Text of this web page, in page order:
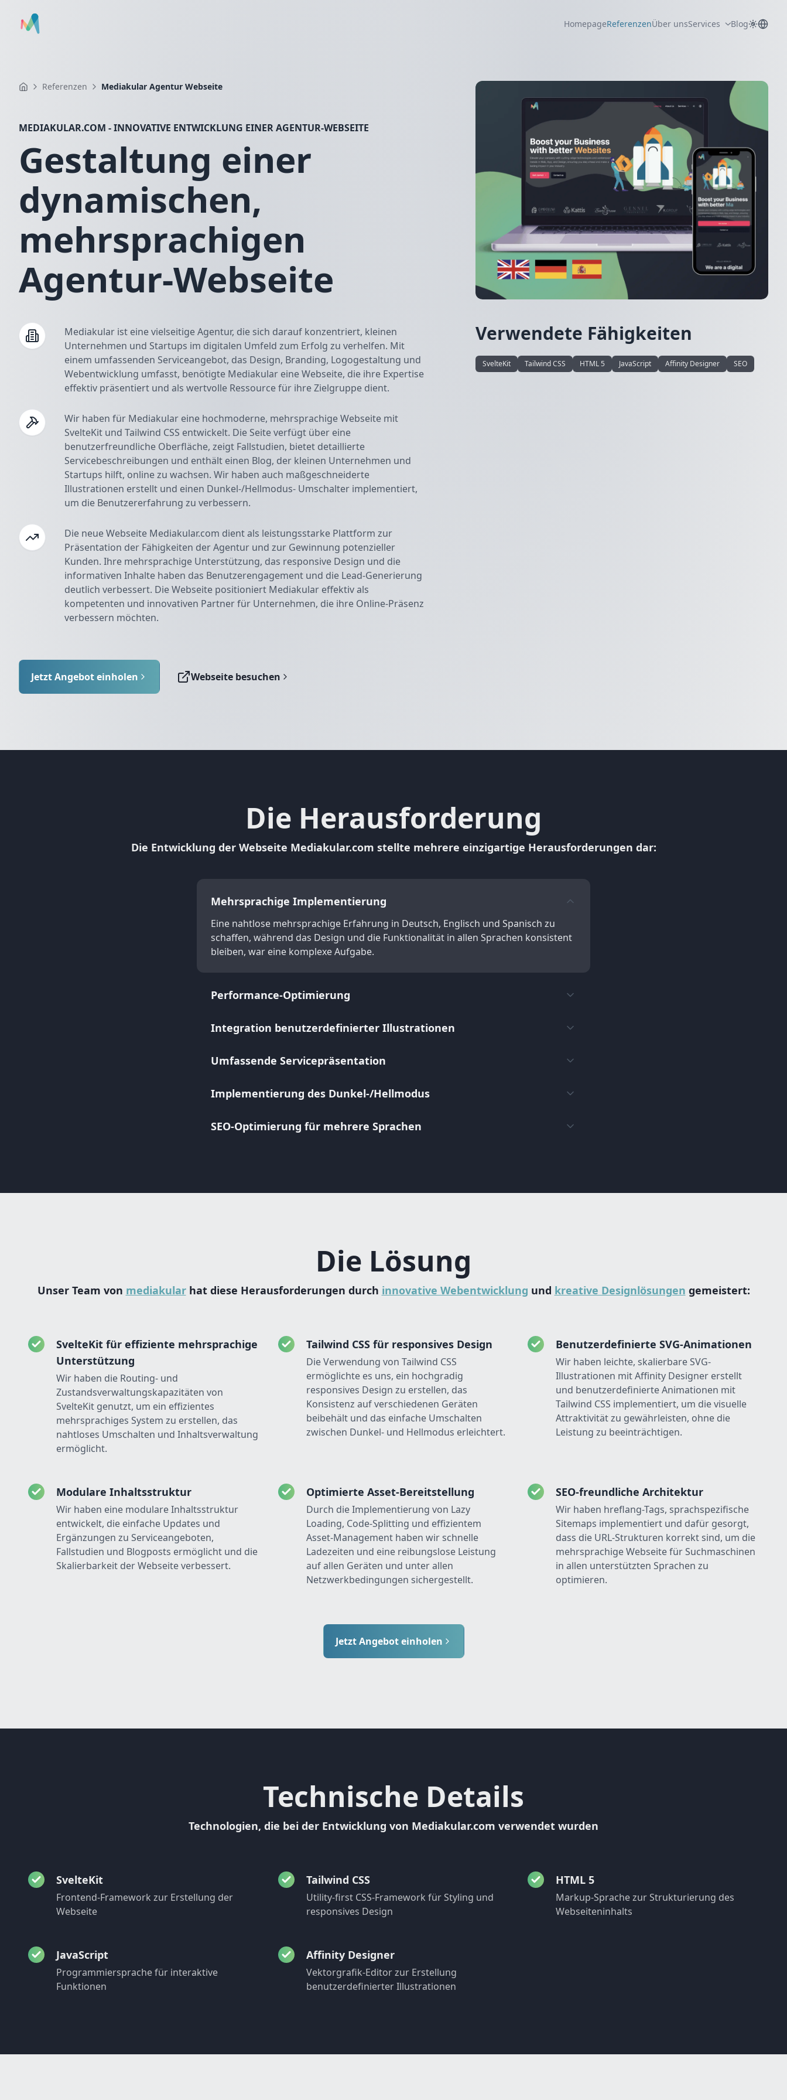
HomepageReferenzenÜber unsServices Blog
Referenzen Mediakular Agentur Webseite
MEDIAKULAR.COM - INNOVATIVE ENTWICKLUNG EINER AGENTUR-WEBSEITE
Gestaltung einer
dynamischen,
mehrsprachigen
Agentur-Webseite
Mediakular ist eine vielseitige Agentur, die sich darauf konzentriert, kleinen
Unternehmen und Startups im digitalen Umfeld zum Erfolg zu verhelfen. Mit
einem umfassenden Serviceangebot, das Design, Branding, Logogestaltung und
Webentwicklung umfasst, benötigte Mediakular eine Webseite, die ihre Expertise
effektiv präsentiert und als wertvolle Ressource für ihre Zielgruppe dient.
Wir haben für Mediakular eine hochmoderne, mehrsprachige Webseite mit
SvelteKit und Tailwind CSS entwickelt. Die Seite verfügt über eine
benutzerfreundliche Oberfläche, zeigt Fallstudien, bietet detaillierte
Servicebeschreibungen und enthält einen Blog, der kleinen Unternehmen und
Startups hilft, online zu wachsen. Wir haben auch maßgeschneiderte
Illustrationen erstellt und einen Dunkel-/Hellmodus- Umschalter implementiert,
um die Benutzererfahrung zu verbessern.
Die neue Webseite Mediakular.com dient als leistungsstarke Plattform zur
Präsentation der Fähigkeiten der Agentur und zur Gewinnung potenzieller
Kunden. Ihre mehrsprachige Unterstützung, das responsive Design und die
informativen Inhalte haben das Benutzerengagement und die Lead-Generierung
deutlich verbessert. Die Webseite positioniert Mediakular effektiv als
kompetenten und innovativen Partner für Unternehmen, die ihre Online-Präsenz
verbessern möchten.
Jetzt Angebot einholen Webseite besuchen
Verwendete Fähigkeiten
SvelteKit Tailwind CSS HTML 5 JavaScript Affinity Designer SEO
Die Herausforderung
Die Entwicklung der Webseite Mediakular.com stellte mehrere einzigartige Herausforderungen dar:
Mehrsprachige Implementierung
Eine nahtlose mehrsprachige Erfahrung in Deutsch, Englisch und Spanisch zu
schaffen, während das Design und die Funktionalität in allen Sprachen konsistent
bleiben, war eine komplexe Aufgabe.
Performance-Optimierung
Integration benutzerdefinierter Illustrationen
Umfassende Servicepräsentation
Implementierung des Dunkel-/Hellmodus
SEO-Optimierung für mehrere Sprachen
Die Lösung
Unser Team von mediakularhat diese Herausforderungen durch innovative Webentwicklung und kreative Designlösungen gemeistert:
SvelteKit für effiziente mehrsprachige
Unterstützung
Wir haben die Routing- und
Zustandsverwaltungskapazitäten von
SvelteKit genutzt, um ein effizientes
mehrsprachiges System zu erstellen, das
nahtloses Umschalten und Inhaltsverwaltung
ermöglicht.
Tailwind CSS für responsives Design
Die Verwendung von Tailwind CSS
ermöglichte es uns, ein hochgradig
responsives Design zu erstellen, das
Konsistenz auf verschiedenen Geräten
beibehält und das einfache Umschalten
zwischen Dunkel- und Hellmodus erleichtert.
Benutzerdefinierte SVG-Animationen
Wir haben leichte, skalierbare SVG-
Illustrationen mit Affinity Designer erstellt
und benutzerdefinierte Animationen mit
Tailwind CSS implementiert, um die visuelle
Attraktivität zu gewährleisten, ohne die
Leistung zu beeinträchtigen.
Modulare Inhaltsstruktur
Wir haben eine modulare Inhaltsstruktur
entwickelt, die einfache Updates und
Ergänzungen zu Serviceangeboten,
Fallstudien und Blogposts ermöglicht und die
Skalierbarkeit der Webseite verbessert.
Optimierte Asset-Bereitstellung
Durch die Implementierung von Lazy
Loading, Code-Splitting und effizientem
Asset-Management haben wir schnelle
Ladezeiten und eine reibungslose Leistung
auf allen Geräten und unter allen
Netzwerkbedingungen sichergestellt.
SEO-freundliche Architektur
Wir haben hreflang-Tags, sprachspezifische
Sitemaps implementiert und dafür gesorgt,
dass die URL-Strukturen korrekt sind, um die
mehrsprachige Webseite für Suchmaschinen
in allen unterstützten Sprachen zu
optimieren.
Jetzt Angebot einholen
Technische Details
Technologien, die bei der Entwicklung von Mediakular.com verwendet wurden
SvelteKit
Frontend-Framework zur Erstellung der
Webseite
Tailwind CSS
Utility-first CSS-Framework für Styling und
responsives Design
HTML 5
Markup-Sprache zur Strukturierung des
Webseiteninhalts
JavaScript
Programmiersprache für interaktive
Funktionen
Affinity Designer
Vektorgrafik-Editor zur Erstellung
benutzerdefinierter Illustrationen